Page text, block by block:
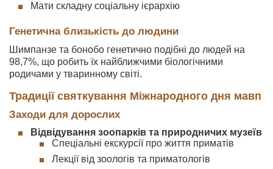
Мати складну соціальну ієрархію
Генетична близькість до людини
Шимпанзе та бонобо генетично подібні до людей на
98,7%, що робить їх найближчими біологічними
родичами у тваринному світі.
Традиції святкування Міжнародного дня мавп
Заходи для дорослих
Відвідування зоопарків та природничих музеїв
Спеціальні екскурсії про життя приматів
Лекції від зоологів та приматологів